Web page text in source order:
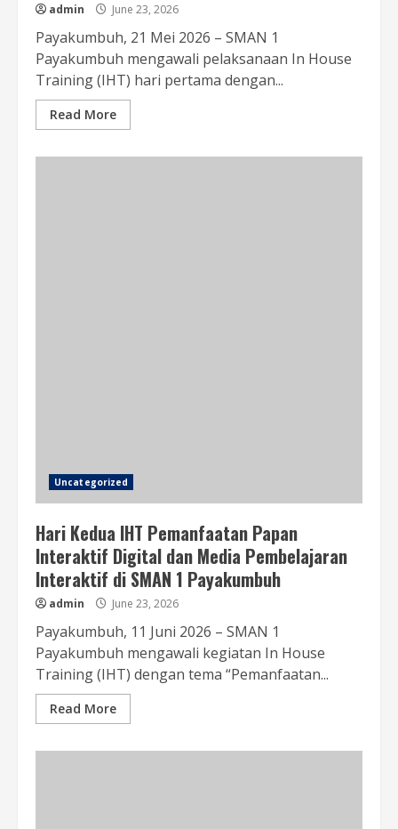
admin June 23, 2026
Payakumbuh, 21 Mei 2026 – SMAN 1
Payakumbuh mengawali pelaksanaan In House
Training (IHT) hari pertama dengan...
Read More
Uncategorized
Hari Kedua IHT Pemanfaatan Papan
Interaktif Digital dan Media Pembelajaran
Interaktif di SMAN 1 Payakumbuh
admin June 23, 2026
Payakumbuh, 11 Juni 2026 – SMAN 1
Payakumbuh mengawali kegiatan In House
Training (IHT) dengan tema “Pemanfaatan...
Read More